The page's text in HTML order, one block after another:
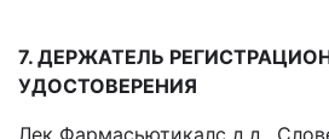
7. ДЕРЖАТЕЛЬ
УДОСТОВЕРЕНИЯ
Лек Фармасьютикалс д.д.,